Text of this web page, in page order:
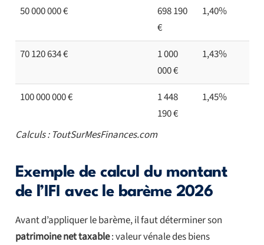
50 000 000 €
698 190
€
1,40%
70 120 634 €
1 000
000 €
1,43%
100 000 000 €
1 448
190 €
1,45%
Calculs : ToutSurMesFinances.com
Exemple de calcul du montant
de l’IFI avec le barème 2026
Avant d’appliquer le barème, il faut déterminer son
patrimoine net taxable: valeur vénale des biens